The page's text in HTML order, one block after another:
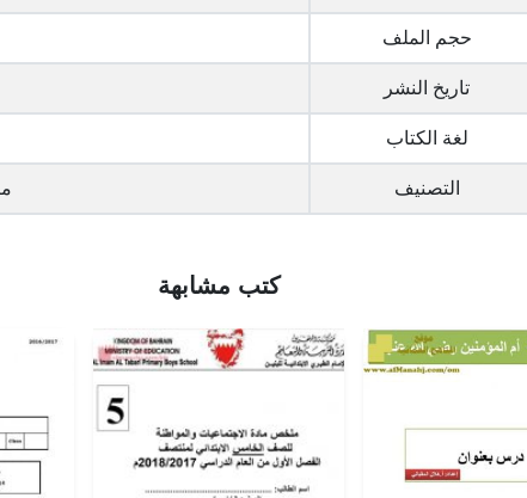
حجم الملف
تاريخ النشر
لغة الكتاب
التصنيف
كتب مشابهة